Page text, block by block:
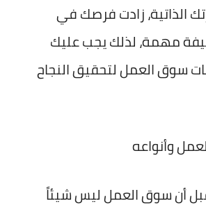
الذاتية، زادت فرصك في
مهمة، لذلك يجب عليك
سوق العمل لتحقيق النجاح
وأنواعه
أن سوق العمل ليس شيئاً